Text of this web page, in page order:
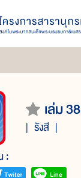
เล่ม 38
รังสี
: